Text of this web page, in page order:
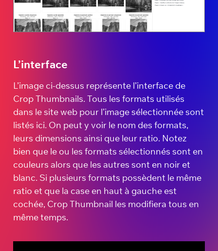
L’interface
L’image ci-dessus représente l’interface de
Crop Thumbnails. Tous les formats utilisés
dans le site web pour l’image sélectionnée sont
listés ici. On peut y voir le nom des formats,
leurs dimensions ainsi que leur ratio. Notez
bien que le ou les formats sélectionnés sont en
couleurs alors que les autres sont en noir et
blanc. Si plusieurs formats possèdent le même
ratio et que la case en haut à gauche est
cochée, Crop Thumbnail les modifiera tous en
même temps.